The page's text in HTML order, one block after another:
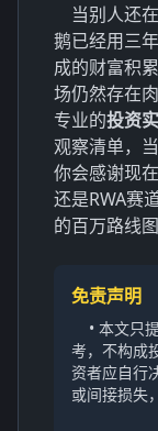
当别人还
鹅已经用三
成的财富积
场仍然存在
专业的投资
观察清单，
你会感谢现
还是RWA赛
的百万路线图
免责声明
• 本文只
考，不构成
资者应自行
或间接损失